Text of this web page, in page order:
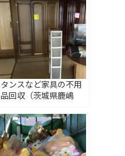
タンスなど家具の不用
品回収（茨城県鹿嶋